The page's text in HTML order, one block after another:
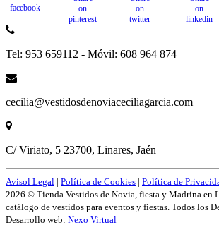
Tel: 953 659112 - Móvil: 608 964 874
cecilia@vestidosdenoviaceciliagarcia.com
C/ Viriato, 5 23700, Linares, Jaén
Avisol Legal | Política de Cookies | Política de
2026 © Tienda Vestidos de Novia, fiesta y Madrina en
catálogo de vestidos para eventos y fiestas. Todos los
Desarrollo web: Nexo Virtual